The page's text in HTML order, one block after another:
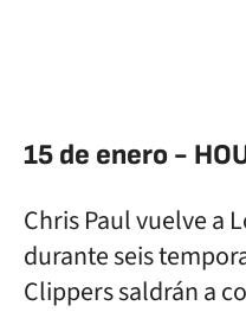
15 de enero -
Chris Paul vuelve a
durante seis
Clippers saldrán a